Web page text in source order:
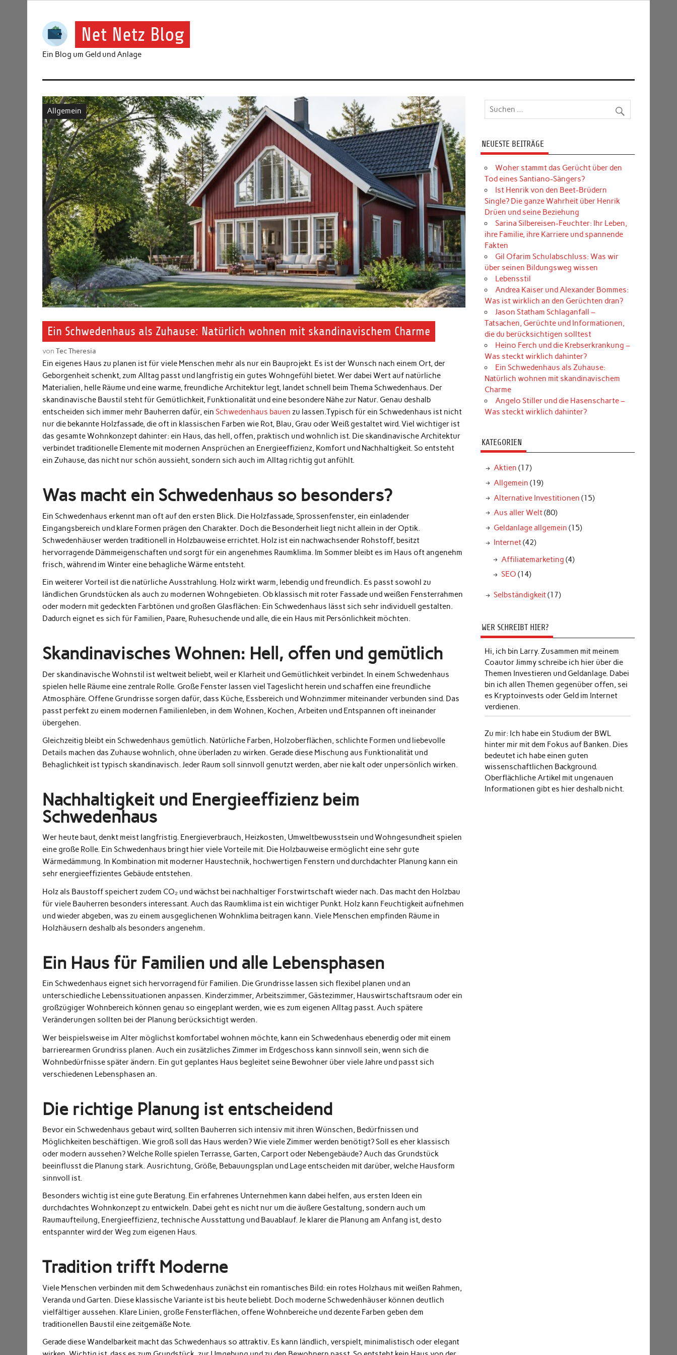
Net Netz Blog
Ein Blog um Geld und Anlage
Allgemein
Ein Schwedenhaus als Zuhause: Natürlich wohnen mit skandinavischem Charme
vonTec Theresia
Ein eigenes Haus zu planen ist für viele Menschen mehr als nur ein Bauprojekt. Es ist der Wunsch nach einem Ort, der
Geborgenheit schenkt, zum Alltag passt und langfristig ein gutes Wohngefühl bietet. Wer dabei Wert auf natürliche
Materialien, helle Räume und eine warme, freundliche Architektur legt, landet schnell beim Thema Schwedenhaus. Der
skandinavische Baustil steht für Gemütlichkeit, Funktionalität und eine besondere Nähe zur Natur. Genau deshalb
entscheiden sich immer mehr Bauherren dafür, einSchwedenhaus bauen zu lassen.Typisch für ein Schwedenhaus ist nicht
nur die bekannte Holzfassade, die oft in klassischen Farben wie Rot, Blau, Grau oder Weiß gestaltet wird. Viel wichtiger ist
das gesamte Wohnkonzept dahinter: ein Haus, das hell, offen, praktisch und wohnlich ist. Die skandinavische Architektur
verbindet traditionelle Elemente mit modernen Ansprüchen an Energieeffizienz, Komfort und Nachhaltigkeit. So entsteht
ein Zuhause, das nicht nur schön aussieht, sondern sich auch im Alltag richtig gut anfühlt.
Was macht ein Schwedenhaus so besonders?
Ein Schwedenhaus erkennt man oft auf den ersten Blick. Die Holzfassade, Sprossenfenster, ein einladender
Eingangsbereich und klare Formen prägen den Charakter. Doch die Besonderheit liegt nicht allein in der Optik.
Schwedenhäuser werden traditionell in Holzbauweise errichtet. Holz ist ein nachwachsender Rohstoff, besitzt
hervorragende Dämmeigenschaften und sorgt für ein angenehmes Raumklima. Im Sommer bleibt es im Haus oft angenehm
frisch, während im Winter eine behagliche Wärme entsteht.
Ein weiterer Vorteil ist die natürliche Ausstrahlung. Holz wirkt warm, lebendig und freundlich. Es passt sowohl zu
ländlichen Grundstücken als auch zu modernen Wohngebieten. Ob klassisch mit roter Fassade und weißen Fensterrahmen
oder modern mit gedeckten Farbtönen und großen Glasflächen: Ein Schwedenhaus lässt sich sehr individuell gestalten.
Dadurch eignet es sich für Familien, Paare, Ruhesuchende und alle, die ein Haus mit Persönlichkeit möchten.
Skandinavisches Wohnen: Hell, offen und gemütlich
Der skandinavische Wohnstil ist weltweit beliebt, weil er Klarheit und Gemütlichkeit verbindet. In einem Schwedenhaus
spielen helle Räume eine zentrale Rolle. Große Fenster lassen viel Tageslicht herein und schaffen eine freundliche
Atmosphäre. Offene Grundrisse sorgen dafür, dass Küche, Essbereich und Wohnzimmer miteinander verbunden sind. Das
passt perfekt zu einem modernen Familienleben, in dem Wohnen, Kochen, Arbeiten und Entspannen oft ineinander
übergehen.
Gleichzeitig bleibt ein Schwedenhaus gemütlich. Natürliche Farben, Holzoberflächen, schlichte Formen und liebevolle
Details machen das Zuhause wohnlich, ohne überladen zu wirken. Gerade diese Mischung aus Funktionalität und
Behaglichkeit ist typisch skandinavisch. Jeder Raum soll sinnvoll genutzt werden, aber nie kalt oder unpersönlich wirken.
Nachhaltigkeit und Energieeffizienz beim
Schwedenhaus
Wer heute baut, denkt meist langfristig. Energieverbrauch, Heizkosten, Umweltbewusstsein und Wohngesundheit spielen
eine große Rolle. Ein Schwedenhaus bringt hier viele Vorteile mit. Die Holzbauweise ermöglicht eine sehr gute
Wärmedämmung. In Kombination mit moderner Haustechnik, hochwertigen Fenstern und durchdachter Planung kann ein
sehr energieeffizientes Gebäude entstehen.
Holz als Baustoff speichert zudem CO₂ und wächst bei nachhaltiger Forstwirtschaft wieder nach. Das macht den Holzbau
für viele Bauherren besonders interessant. Auch das Raumklima ist ein wichtiger Punkt. Holz kann Feuchtigkeit aufnehmen
und wieder abgeben, was zu einem ausgeglichenen Wohnklima beitragen kann. Viele Menschen empfinden Räume in
Holzhäusern deshalb als besonders angenehm.
Ein Haus für Familien und alle Lebensphasen
Ein Schwedenhaus eignet sich hervorragend für Familien. Die Grundrisse lassen sich flexibel planen und an
unterschiedliche Lebenssituationen anpassen. Kinderzimmer, Arbeitszimmer, Gästezimmer, Hauswirtschaftsraum oder ein
großzügiger Wohnbereich können genau so eingeplant werden, wie es zum eigenen Alltag passt. Auch spätere
Veränderungen sollten bei der Planung berücksichtigt werden.
Wer beispielsweise im Alter möglichst komfortabel wohnen möchte, kann ein Schwedenhaus ebenerdig oder mit einem
barrierearmen Grundriss planen. Auch ein zusätzliches Zimmer im Erdgeschoss kann sinnvoll sein, wenn sich die
Wohnbedürfnisse später ändern. Ein gut geplantes Haus begleitet seine Bewohner über viele Jahre und passt sich
verschiedenen Lebensphasen an.
Die richtige Planung ist entscheidend
Bevor ein Schwedenhaus gebaut wird, sollten Bauherren sich intensiv mit ihren Wünschen, Bedürfnissen und
Möglichkeiten beschäftigen. Wie groß soll das Haus werden? Wie viele Zimmer werden benötigt? Soll es eher klassisch
oder modern aussehen? Welche Rolle spielen Terrasse, Garten, Carport oder Nebengebäude? Auch das Grundstück
beeinflusst die Planung stark. Ausrichtung, Größe, Bebauungsplan und Lage entscheiden mit darüber, welche Hausform
sinnvoll ist.
Besonders wichtig ist eine gute Beratung. Ein erfahrenes Unternehmen kann dabei helfen, aus ersten Ideen ein
durchdachtes Wohnkonzept zu entwickeln. Dabei geht es nicht nur um die äußere Gestaltung, sondern auch um
Raumaufteilung, Energieeffizienz, technische Ausstattung und Bauablauf. Je klarer die Planung am Anfang ist, desto
entspannter wird der Weg zum eigenen Haus.
Tradition trifft Moderne
Viele Menschen verbinden mit dem Schwedenhaus zunächst ein romantisches Bild: ein rotes Holzhaus mit weißen Rahmen,
Veranda und Garten. Diese klassische Variante ist bis heute beliebt. Doch moderne Schwedenhäuser können deutlich
vielfältiger aussehen. Klare Linien, große Fensterflächen, offene Wohnbereiche und dezente Farben geben dem
traditionellen Baustil eine zeitgemäße Note.
Gerade diese Wandelbarkeit macht das Schwedenhaus so attraktiv. Es kann ländlich, verspielt, minimalistisch oder elegant
NEUESTE BEITRÄGE
Woher stammt das Gerücht über den
Tod eines Santiano-Sängers?
Ist Henrik von den Beet-Brüdern
Single? Die ganze Wahrheit über Henrik
Drüen und seine Beziehung
Sarina Silbereisen-Feuchter: Ihr Leben,
ihre Familie, ihre Karriere und spannende
Fakten
Gil Ofarim Schulabschluss: Was wir
über seinen Bildungsweg wissen
Lebensstil
Andrea Kaiser und Alexander Bommes:
Was ist wirklich an den Gerüchten dran?
Jason Statham Schlaganfall –
Tatsachen, Gerüchte und Informationen,
die du berücksichtigen solltest
Heino Ferch und die Krebserkrankung –
Was steckt wirklich dahinter?
Ein Schwedenhaus als Zuhause:
Natürlich wohnen mit skandinavischem
Charme
Angelo Stiller und die Hasenscharte –
Was steckt wirklich dahinter?
KATEGORIEN
Aktien (17)
Allgemein (19)
Alternative Investitionen (15)
Aus aller Welt(80)
Geldanlage allgemein (15)
Internet(42)
Affiliatemarketing (4)
SEO (14)
Selbständigkeit(17)
WER SCHREIBT HIER?
Hi, ich bin Larry. Zusammen mit meinem
Coautor Jimmy schreibe ich hier über die
Themen Investieren und Geldanlage. Dabei
bin ich allen Themen gegenüber offen, sei
es Kryptoinvests oder Geld im Internet
verdienen.
Zu mir: Ich habe ein Studium der BWL
hinter mir mit dem Fokus auf Banken. Dies
bedeutet ich habe einen guten
wissenschaftlichen Background.
Oberflächliche Artikel mit ungenauen
Informationen gibt es hier deshalb nicht.